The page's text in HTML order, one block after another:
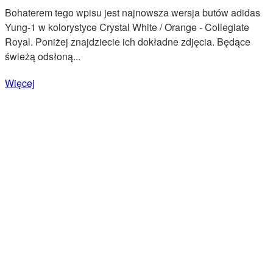
Bohaterem tego wpisu jest najnowsza wersja butów adidas
Yung-1 w kolorystyce Crystal White / Orange - Collegiate
Royal. Poniżej znajdziecie ich dokładne zdjęcia. Będące
świeżą odsłoną...
Więcej